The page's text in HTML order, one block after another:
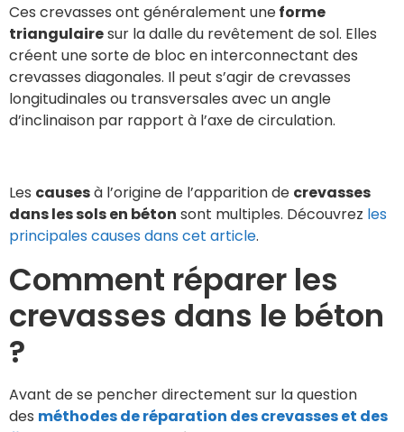
Ces crevasses ont généralement uneforme
triangulairesur la dalle du revêtement de sol. Elles
créent une sorte de bloc en interconnectant des
crevasses diagonales. Il peut s’agir de crevasses
longitudinales ou transversales avec un angle
d’inclinaison par rapport à l’axe de circulation.
Les causesà l’origine de l’apparition de crevasses
dans les sols en béton sont multiples. Découvrez les
principales causes dans cet article.
Comment réparer les
crevasses dans le béton
?
Avant de se pencher directement sur la question
des méthodes de réparation des crevasses et des